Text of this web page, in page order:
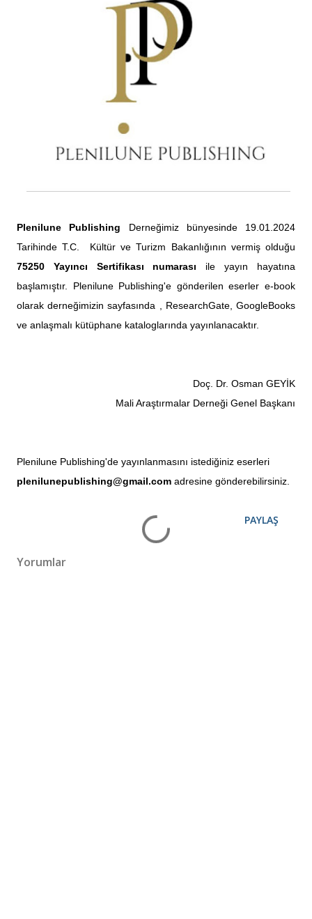
Plenilune Publishing Derneğimiz bünyesinde 19.01.2024
Tarihinde T.C. Kültür ve Turizm Bakanlığının vermiş olduğu
75250 Yayıncı Sertifikası numarası ile yayın hayatına
başlamıştır. Plenilune Publishing'e gönderilen eserler e-book
olarak derneğimizin sayfasında , ResearchGate, GoogleBooks
ve anlaşmalı kütüphane kataloglarında yayınlanacaktır.
Doç. Dr. Osman GEYİK
Mali Araştırmalar Derneği Genel Başkanı
Plenilune Publishing'de yayınlanmasını istediğiniz eserleri
plenilunepublishing@gmail.com adresine gönderebilirsiniz.
PAYLAŞ
Yorumlar